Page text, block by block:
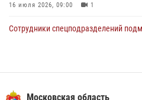
16 июля 2026, 09:00 1
Сотрудники спецподразделений
федеральном розыске (видео)
Московская область